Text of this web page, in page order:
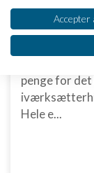
Mikkel
“Der var
penge for det
Hele e...
Se partnerliste
Vi bruger dine data til
IAB's
Opbevare og/
enhed
Bruge
Accepter